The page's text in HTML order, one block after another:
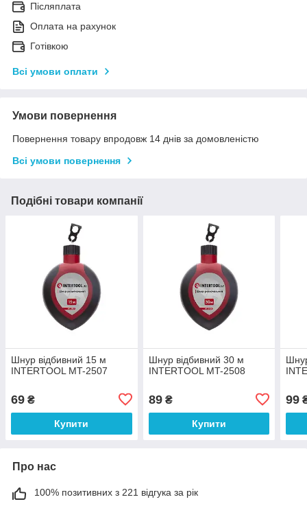
Післяплата
Оплата на рахунок
Готівкою
Всі умови оплати
Умови повернення
Повернення товару впродовж 14 днів за домовленістю
Всі умови повернення
Подібні товари компанії
Шнур відбивний 15 м
INTERTOOL MT-2507
69 ₴
Купити
Шнур відбивний 30 м
INTERTOOL MT-2508
89₴
Купити
99
Про нас
100% позитивних з 221 відгука за рік